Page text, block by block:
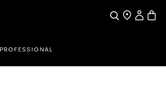
SearchFind a store
My
PROFESSIONAL